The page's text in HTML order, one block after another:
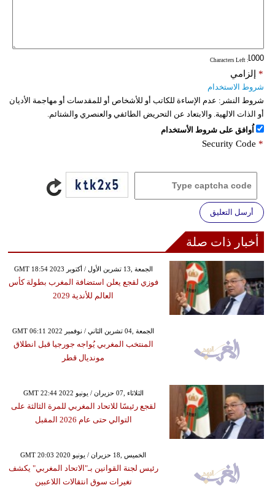
: Characters Left
إلزامي *
شروط الاستخدام
شروط النشر: عدم الإساءة للكاتب أو للأشخاص أو للمقدسات أو مهاجمة الأديان
أو الذات الالهية. والابتعاد عن التحريض الطائفي والعنصري والشتائم.
اُوافق على شروط الأستخدام
Security Code *
أرسل التعليق
أخبار ذات صلة
GMT 18:54 2023 الجمعة ,13 تشرين الأول / أكتوبر
فوزي لقجع يعلن استضافة المغرب بطولة كأس
العالم للأندية 2029
GMT 06:11 2022 الجمعة ,04 تشرين الثاني / نوفمبر
المنتخب المغربي يُواجه جورجيا قبل انطلاق
مونديال قطر
GMT 22:44 2022 الثلاثاء ,07 حزيران / يونيو
لقجع رئيسًا للاتحاد المغربي للمرة الثالثة على
التوالي حتى عام 2026 المقبل
GMT 20:03 2020 الخميس ,18 حزيران / يونيو
رئيس لجنة القوانين بـ"الاتحاد المغربي" يكشف
تغيرات سوق انتقالات اللاعبين